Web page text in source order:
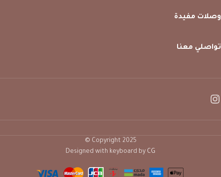
وصلات مفيدة
تواصلي معنا
Copyright 2025 ©
Designed with keyboard by CG